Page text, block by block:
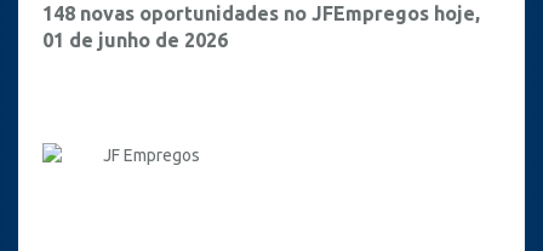
148 novas oportunidades no JFEmpregos hoje,
01 de junho de 2026
JF Empregos